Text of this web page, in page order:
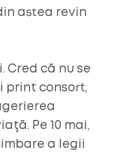
astea revin
Cred că nu se
print consort,
Pe 10 mai,
a legii